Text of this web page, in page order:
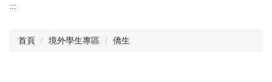
:::
首頁 境外學生專區 僑生